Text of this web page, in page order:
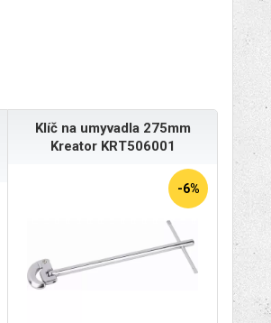
Klíč na umyvadla 275mm
Kreator KRT506001
-6%